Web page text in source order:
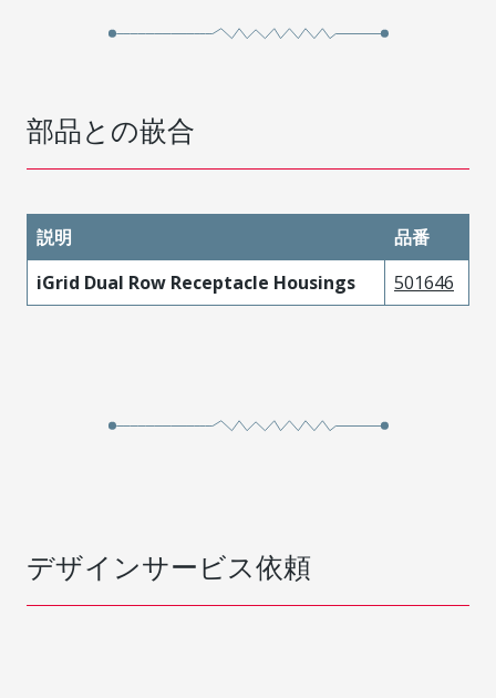
部品との嵌合
説明
品番
iGrid Dual Row Receptacle Housings
501646
デザインサービス依頼